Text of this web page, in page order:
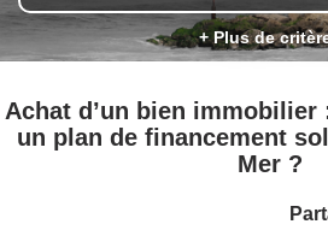
+ Plus de
Achat d’un bien
un plan de financement
Mer ?